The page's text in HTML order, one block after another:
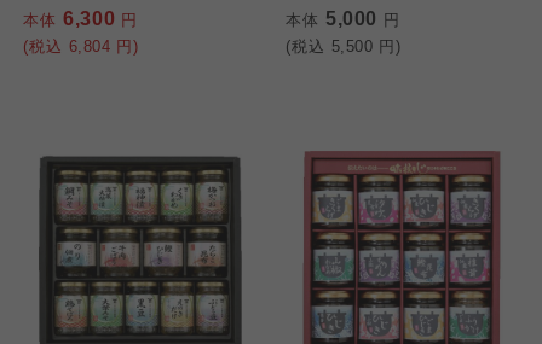
本体 6,300 円
(税込 6,804 円)
本体 5,000 円
(税込 5,500 円)